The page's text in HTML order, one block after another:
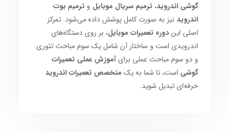
گوشی اندروید، ترمیم سریال موبایل و ترمیم بوت
اندروید نیز به صورت کامل پوشش داده می‌شود. تمرکز
اصلی ایندوره تعمیرات موبایل، بر روی دستگاه‌های
اندرویدی است و ساختار آن شامل یک سوم مباحث تئوری
و دو سوم مباحث عملی برایآموزش عملی تعمیرات
گوشی است، تا شما به یک متخصص تعمیرات اندروید
حرفه‌ای تبدیل شوید.